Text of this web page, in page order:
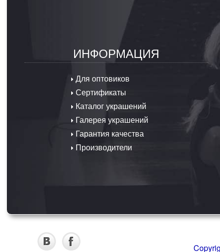
ИНФОРМАЦИЯ
Для оптовиков
Сертификаты
Каталог украшений
Галерея украшений
Гарантия качества
Производители